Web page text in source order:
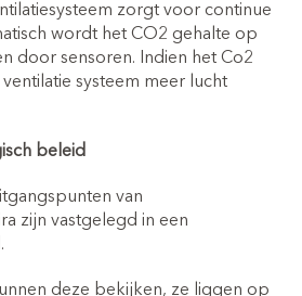
zorgt voor continue
wordt het CO2 gehalte op
door sensoren. Indien het Co2
systeem meer lucht
beleid
van
zijn vastgelegd in een
deze bekijken, ze liggen op